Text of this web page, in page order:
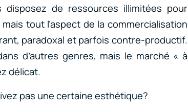
de ressources illimitées pour
tout l’aspect de la commercialisation
paradoxal et parfois contre-productif.
d’autres genres, mais le marché « à
délicat.
pas une certaine esthétique?